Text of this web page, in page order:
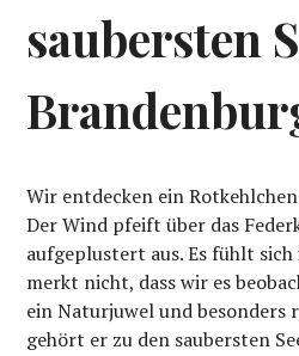
saubersten
Wir entdecken ein
Der Wind pfeift über das
aufgeplustert aus. Es fühlt
merkt nicht, dass wir es
ein Naturjuwel und besonders
gehört er zu den saubersten